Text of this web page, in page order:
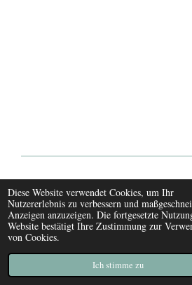
Diese Website verwendet Cookies, um Ihr
Nutzererlebnis zu verbessern und
Anzeigen anzuzeigen. Die fortgesetzte
Website bestätigt Ihre Zustimmung zur
von Cookies.
Ich stimme zu
© 2021 - 2026 Hundeskanzleramt
Mit Unterstützung vonWebador